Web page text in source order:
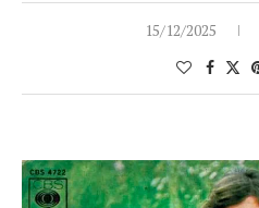
15/12/2025